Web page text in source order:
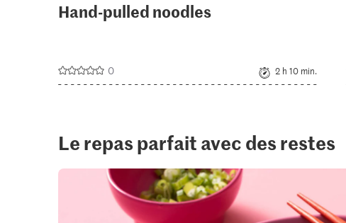
Hand-pulled noodles
0 2 h 10 min.
Le repas parfait avec des restes